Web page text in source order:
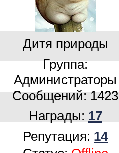
Дитя природы
Группа:
Администраторы
Сообщений:1423
Награды:17
Репутация:14